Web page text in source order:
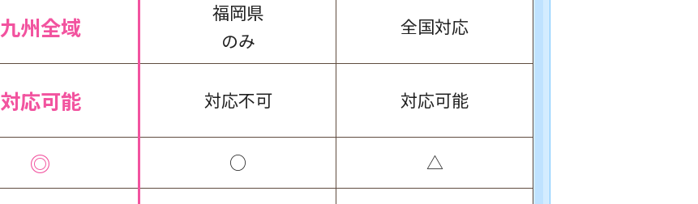
九州全域
福岡県
のみ
全国対応
対応可能 対応不可 対応可能
◎ ○
△